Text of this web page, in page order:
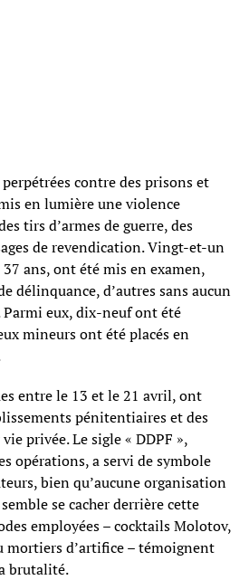
contre des prisons et
en lumière une violence
tirs d’armes de guerre, des
de revendication. Vingt-et-un
37 ans, ont été mis en examen,
délinquance, d’autres sans aucun
eux, dix-neuf ont été
mineurs ont été placés en
entre le 13 et le 21 avril, ont
pénitentiaires et des
privée. Le sigle « DDPF »,
opérations, a servi de symbole
bien qu’aucune organisation
se cacher derrière cette
employées – cocktails Molotov,
mortiers d’artifice – témoignent
brutalité.